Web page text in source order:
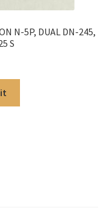
N-5P, DUAL DN-245,
S